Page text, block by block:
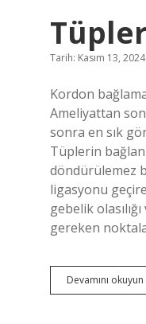
Tarih: Kasım 13, 2024
Kordon
Ameliyattan
sonra en sık
Tüplerin
döndürülemez
ligasyonu
gebelik
gereken
Devamını okuyun